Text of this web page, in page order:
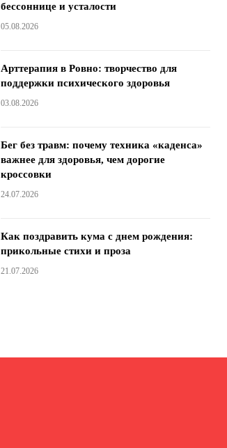
бессоннице и усталости
05.08.2026
Арттерапия в Ровно: творчество для
поддержки психического здоровья
03.08.2026
Бег без травм: почему техника «каденса»
важнее для здоровья, чем дорогие
кроссовки
24.07.2026
Как поздравить кума с днем ​​рождения:
прикольные стихи и проза
21.07.2026